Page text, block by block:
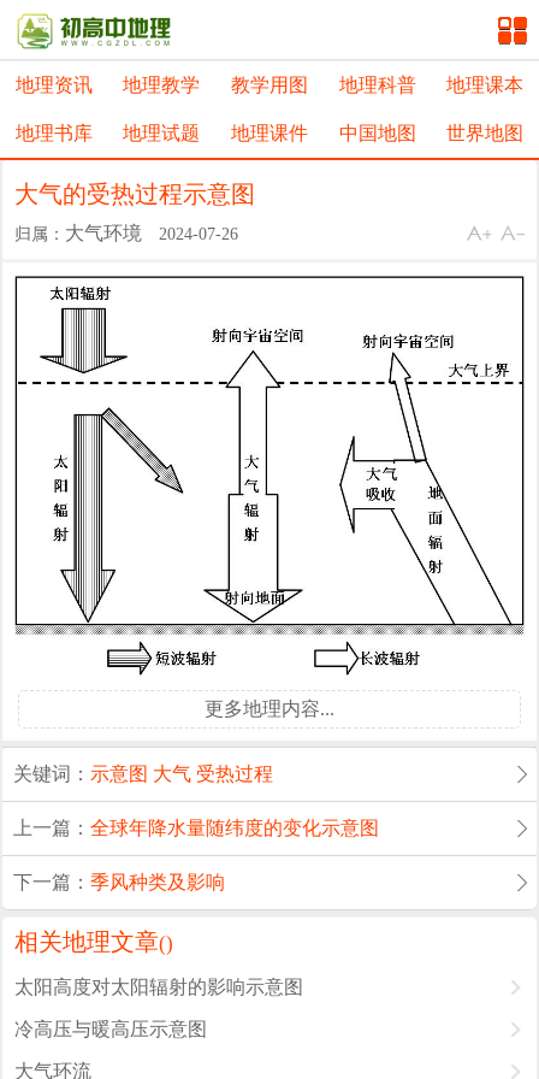
地理资讯 地理教学 教学用图 地理科普 地理课本
地理书库 地理试题 地理课件 中国地图 世界地图
大气的受热过程示意图
归属： 大气环境 2024-07-26
更多地理内容...
关键词： 示意图 大气 受热过程
上一篇：全球年降水量随纬度的变化示意图
下一篇：季风种类及影响
相关地理文章()
太阳高度对太阳辐射的影响示意图
冷高压与暖高压示意图
大气环流